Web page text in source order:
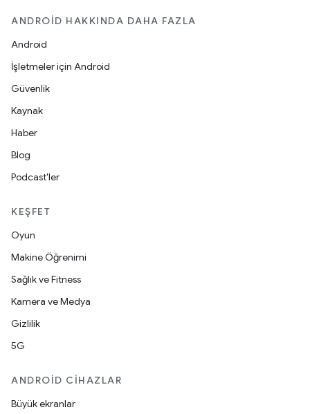
ANDROID HAKKINDA DAHA FAZLA
Android
İşletmeler için Android
Güvenlik
Kaynak
Haber
Blog
Podcast'ler
KEŞFET
Oyun
Makine Öğrenimi
Sağlık ve Fitness
Kamera ve Medya
Gizlilik
5G
ANDROID CIHAZLAR
Büyük ekranlar